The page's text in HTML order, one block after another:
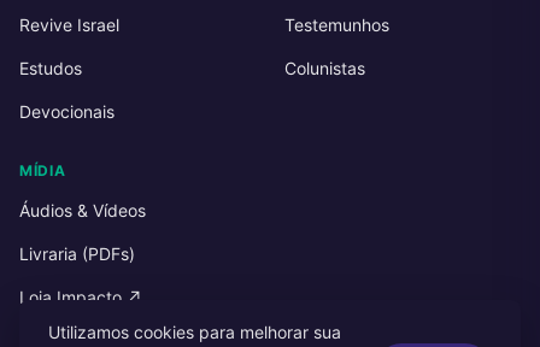
Revive Israel
Estudos
Devocionais
Testemunhos
Colunistas
MÍDIA
Áudios & Vídeos
Livraria (PDFs)
Loja Impacto ↗
Utilizamos cookies para melhorar sua